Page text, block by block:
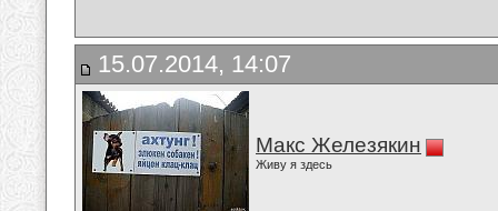
15.07.2014, 14:07
Макс Железякин
Живу я здесь